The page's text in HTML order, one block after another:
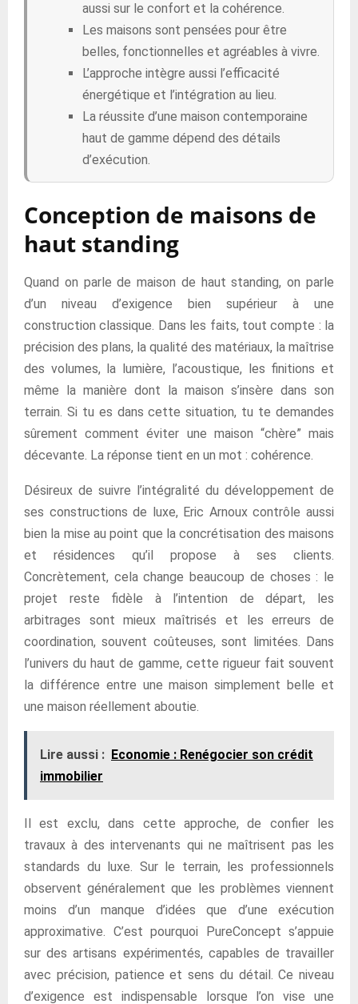
aussi sur le confort et la cohérence.
Les maisons sont pensées pour être
belles, fonctionnelles et agréables à vivre.
L’approche intègre aussi l’efficacité
énergétique et l’intégration au lieu.
La réussite d’une maison contemporaine
haut de gamme dépend des détails
d’exécution.
Conception de maisons de
haut standing
Quand on parle de maison de haut standing, on parle
d’un niveau d’exigence bien supérieur à une
construction classique. Dans les faits, tout compte : la
précision des plans, la qualité des matériaux, la maîtrise
des volumes, la lumière, l’acoustique, les finitions et
même la manière dont la maison s’insère dans son
terrain. Si tu es dans cette situation, tu te demandes
sûrement comment éviter une maison “chère” mais
décevante. La réponse tient en un mot : cohérence.
Désireux de suivre l’intégralité du développement de
ses constructions de luxe, Eric Arnoux contrôle aussi
bien la mise au point que la concrétisation des maisons
et résidences qu’il propose à ses clients.
Concrètement, cela change beaucoup de choses : le
projet reste fidèle à l’intention de départ, les
arbitrages sont mieux maîtrisés et les erreurs de
coordination, souvent coûteuses, sont limitées. Dans
l’univers du haut de gamme, cette rigueur fait souvent
la différence entre une maison simplement belle et
une maison réellement aboutie.
Lire aussi : Economie : Renégocier son crédit
immobilier
Il est exclu, dans cette approche, de confier les
travaux à des intervenants qui ne maîtrisent pas les
standards du luxe. Sur le terrain, les professionnels
observent généralement que les problèmes viennent
moins d’un manque d’idées que d’une exécution
approximative. C’est pourquoi PureConcept s’appuie
sur des artisans expérimentés, capables de travailler
avec précision, patience et sens du détail. Ce niveau
d’exigence est indispensable lorsque l’on vise une